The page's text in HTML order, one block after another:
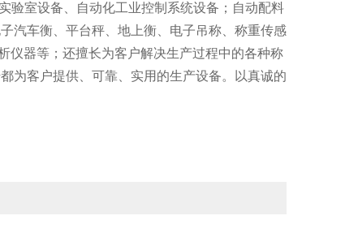
验室设备、自动化工业控制系统设备；自动配料
汽车衡、平台秤、地上衡、电子吊称、称重传感
仪器等；还擅长为客户解决生产过程中的各种称
为客户提供、可靠、实用的生产设备。以真诚的